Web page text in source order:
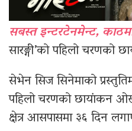
सबस्त इन्टरटेनमेन्ट,
सारङ्गी’को पहिलो चरणको
सेभेन सिज सिनेमाको
पहिलो चरणको छायांकन
क्षेत्र आसपासमा ३६ दिन